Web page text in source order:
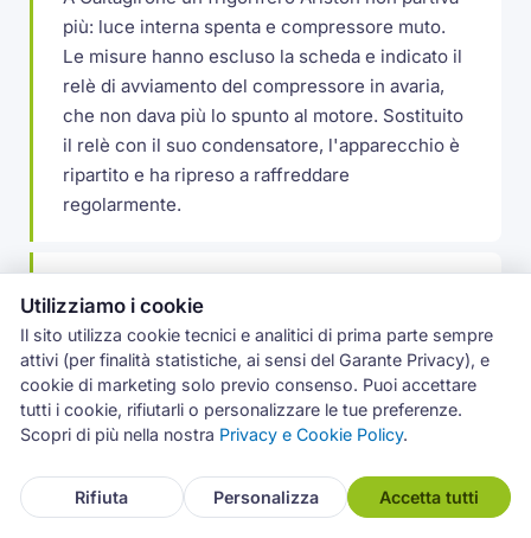
più: luce interna spenta e compressore muto.
Le misure hanno escluso la scheda e indicato il
relè di avviamento del compressore in avaria,
che non dava più lo spunto al motore. Sostituito
il relè con il suo condensatore, l'apparecchio è
ripartito e ha ripreso a raffreddare
regolarmente.
A Mascalucia un frigocongelatore Whirlpool
accumulava ghiaccio sul fondo del vano
congelatore, con lo sportello che faticava a
chiudere. Il foro di scarico del defrost si gelava
a ripetizione: disgelato il condotto e rimesso il
controllata la guarnizione dello sportello.
Utilizziamo i cookie
Il sito utilizza cookie tecnici e analitici di prima parte sempre
attivi (per finalità statistiche, ai sensi del Garante Privacy), e
cookie di marketing solo previo consenso. Puoi accettare
tutti i cookie, rifiutarli o personalizzare le tue preferenze.
Scopri di più nella nostra Privacy e Cookie Policy.
Rifiuta Personalizza Accetta tutti